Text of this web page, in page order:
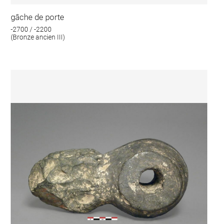
gâche de porte
-2700 / -2200
(Bronze ancien III)